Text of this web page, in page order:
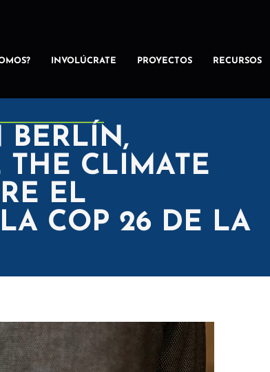
INVOLÚCRATE PROYECTOS RECURSOS
BERLÍN,
THE CLIMATE
EL
COP 26 DE LA